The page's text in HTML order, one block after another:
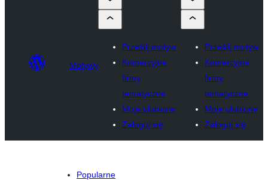
Motywy
Prześlij motyw
Komercyjne
firmy
tematyczne
Moje ulubione
Zaloguj się
Prześlij motyw
Komercyjne
firmy
tematyczne
Moje ulubione
Zaloguj się
Popularne